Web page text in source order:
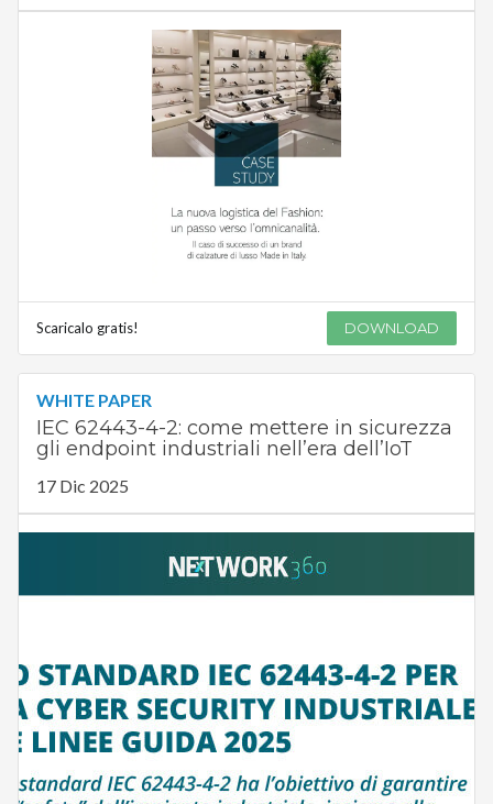
Scaricalo gratis! DOWNLOAD
WHITE PAPER
IEC 62443-4-2: come mettere in sicurezza
gli endpoint industriali nell’era dell’IoT
17 Dic 2025